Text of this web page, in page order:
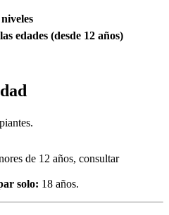
edades (desde 12 años)
de 12 años, consultar
solo: 18 años.